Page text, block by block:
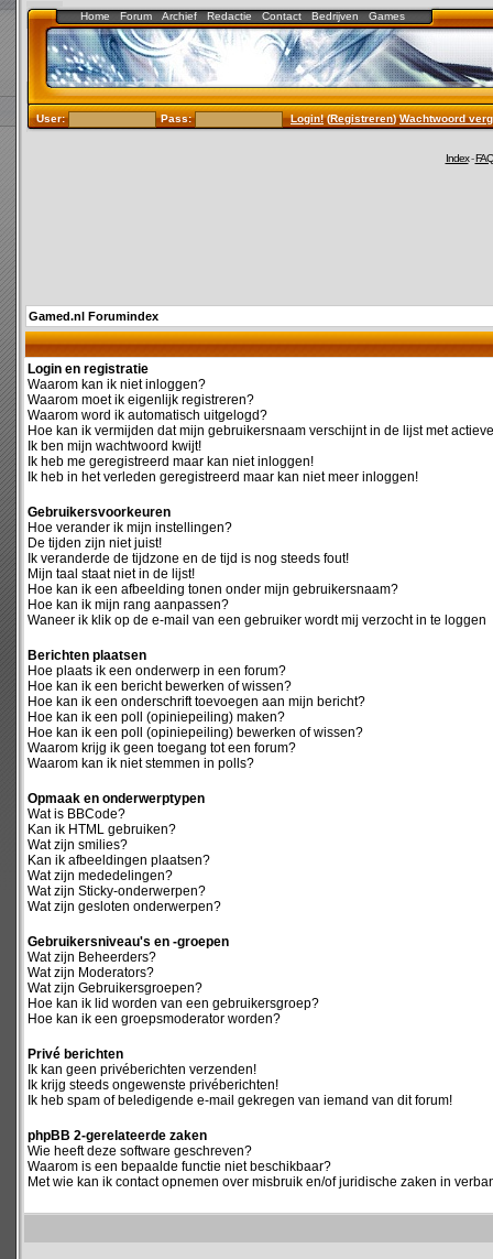
Home Forum Archief Redactie Contact Bedrijven Games
User: Pass: Login!(Registreren)Wachtwoord
Index-FAQ
Gamed.nl Forumindex
Login en registratie
Waarom kan ik niet inloggen?
Waarom moet ik eigenlijk registreren?
Waarom word ik automatisch uitgelogd?
Hoe kan ik vermijden dat mijn gebruikersnaam verschijnt in de lijst met
Ik ben mijn wachtwoord kwijt!
Ik heb me geregistreerd maar kan niet inloggen!
Ik heb in het verleden geregistreerd maar kan niet meer inloggen!
Gebruikersvoorkeuren
Hoe verander ik mijn instellingen?
De tijden zijn niet juist!
Ik veranderde de tijdzone en de tijd is nog steeds fout!
Mijn taal staat niet in de lijst!
Hoe kan ik een afbeelding tonen onder mijn gebruikersnaam?
Hoe kan ik mijn rang aanpassen?
Waneer ik klik op de e-mail van een gebruiker wordt mij verzocht in te loggen
Berichten plaatsen
Hoe plaats ik een onderwerp in een forum?
Hoe kan ik een bericht bewerken of wissen?
Hoe kan ik een onderschrift toevoegen aan mijn bericht?
Hoe kan ik een poll (opiniepeiling) maken?
Hoe kan ik een poll (opiniepeiling) bewerken of wissen?
Waarom krijg ik geen toegang tot een forum?
Waarom kan ik niet stemmen in polls?
Opmaak en onderwerptypen
Wat is BBCode?
Kan ik HTML gebruiken?
Wat zijn smilies?
Kan ik afbeeldingen plaatsen?
Wat zijn mededelingen?
Wat zijn Sticky-onderwerpen?
Wat zijn gesloten onderwerpen?
Gebruikersniveau's en -groepen
Wat zijn Beheerders?
Wat zijn Moderators?
Wat zijn Gebruikersgroepen?
Hoe kan ik lid worden van een gebruikersgroep?
Hoe kan ik een groepsmoderator worden?
Privé berichten
Ik kan geen privéberichten verzenden!
Ik krijg steeds ongewenste privéberichten!
Ik heb spam of beledigende e-mail gekregen van iemand van dit forum!
phpBB 2-gerelateerde zaken
Wie heeft deze software geschreven?
Waarom is een bepaalde functie niet beschikbaar?
Met wie kan ik contact opnemen over misbruik en/of juridische zaken in